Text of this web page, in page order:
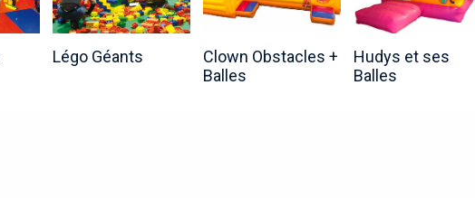
Légo Géants
Clown Obstacles +
Balles
Hudys et ses
Balles